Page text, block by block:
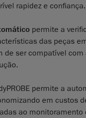
rapidez e confiança.
permite a
das peças
de ser compatível com
permite a
em custos
ao monitoramento